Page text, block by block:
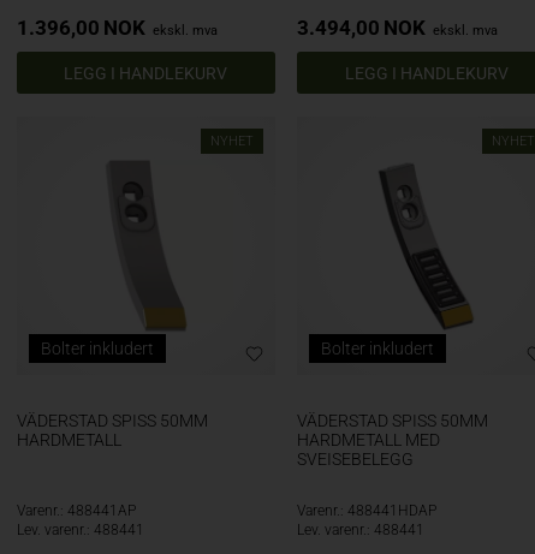
1.396,00 NOK ekskl. mva 3.494,00 NOK ekskl. mva
NYHET
Bolter inkludert
VÄDERSTAD SPISS 50MM
HARDMETALL
Varenr.: 488441AP
Lev. varenr.: 488441
NYHET
Bolter inkludert
VÄDERSTAD SPISS 50MM
HARDMETALL MED
SVEISEBELEGG
Varenr.: 488441HDAP
Lev. varenr.: 488441